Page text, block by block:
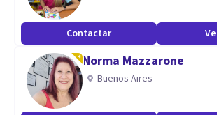
Contactar
Norma Mazzarone
Buenos Aires